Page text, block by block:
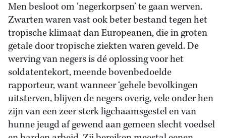
Men besloot om ‘negerkorpsen’ te gaan werven.
Zwarten waren vast ook beter bestand tegen het
tropische klimaat dan Europeanen, die in groten
getale door tropische ziekten waren geveld. De
werving van negers is dé oplossing voor het
soldatentekort, meende bovenbedoelde
rapporteur, want wanneer ‘gehele bevolkingen
uitsterven, blijven de negers overig, vele onder hen
zijn van een zeer sterk ligchaamsgestel en van
hunne jeugd af gewend aan gemeen slecht voedsel